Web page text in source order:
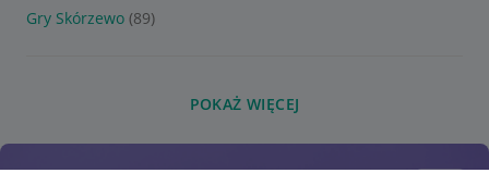
Gry Skórzewo (89)
POKAŻ WIĘCEJ